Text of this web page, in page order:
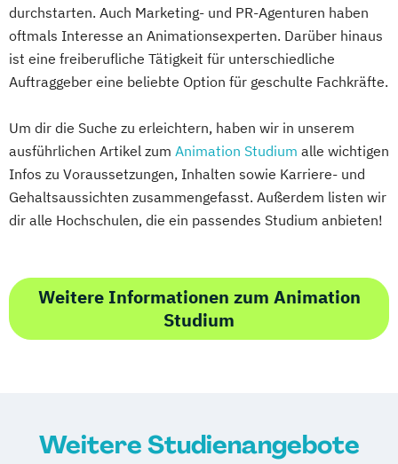
durchstarten. Auch Marketing- und PR-Agenturen haben
oftmals Interesse an Animationsexperten. Darüber hinaus
ist eine freiberufliche Tätigkeit für unterschiedliche
Auftraggeber eine beliebte Option für geschulte Fachkräfte.
Um dir die Suche zu erleichtern, haben wir in unserem
ausführlichen Artikel zum Animation Studium alle wichtigen
Infos zu Voraussetzungen, Inhalten sowie Karriere- und
Gehaltsaussichten zusammengefasst. Außerdem listen wir
dir alle Hochschulen, die ein passendes Studium anbieten!
Weitere Informationen zum Animation
Studium
Weitere Studienangebote